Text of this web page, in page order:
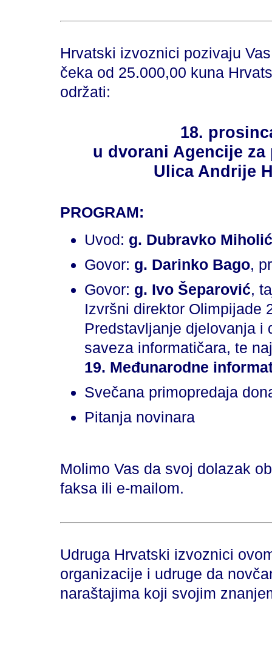
Hrvatski izvoznici pozivaju
čeka od 25.000,00 kuna
održati:
18.
u dvorani Agencije
Ulica Andrije
PROGRAM:
Uvod: g. Dubravko Miholić
Govor: g. Darinko Bago,
Govor: g. Ivo Šeparović,
Izvršni direktor Olimpijade
Predstavljanje djelovanja i
saveza informatičara, te
19. Međunarodne
Svečana primopredaja
Pitanja novinara
Molimo Vas da svoj dolazak
faksa ili e-mailom.
Udruga Hrvatski izvoznici
organizacije i udruge da
naraštajima koji svojim